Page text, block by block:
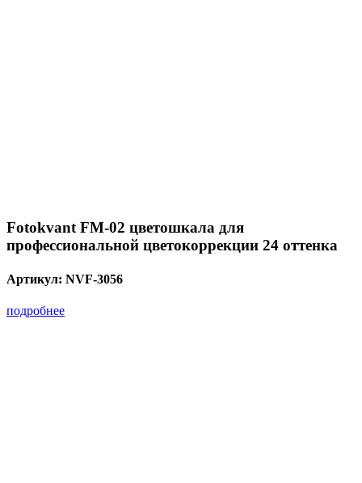
Fotokvant FM-02 цветошкала для
профессиональной цветокоррекции 24 оттенка
Артикул: NVF-3056
подробнее